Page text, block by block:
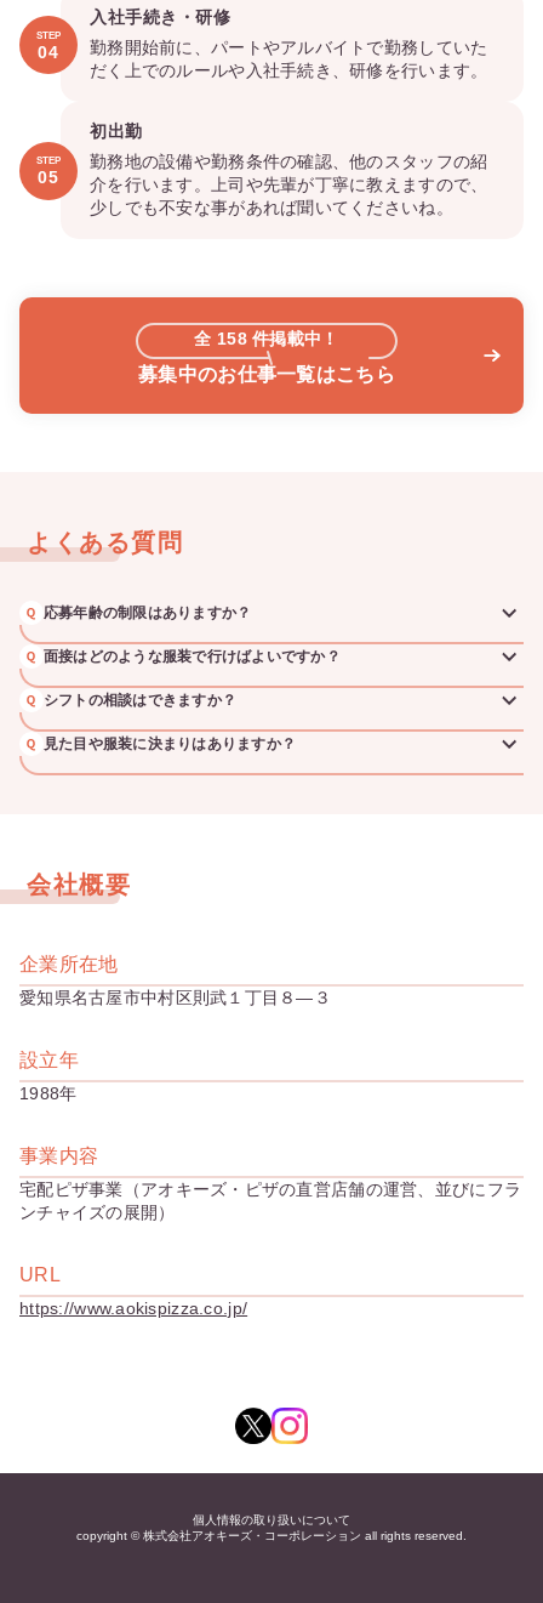
STEP
04
入社手続き・研修
勤務開始前に、パートやアルバイトで勤務していた
だく上でのルールや入社手続き、研修を行います。
STEP
05
初出勤
勤務地の設備や勤務条件の確認、他のスタッフの紹
介を行います。上司や先輩が丁寧に教えますので、
少しでも不安な事があれば聞いてくださいね。
全 158件掲載中！
募集中のお仕事一覧はこちら
よくある質問
応募年齢の制限はありますか？
面接はどのような服装で行けばよいですか？
シフトの相談はできますか？
見た目や服装に決まりはありますか？
会社概要
企業所在地
愛知県名古屋市中村区則武１丁目８―３
設立年
1988年
事業内容
宅配ピザ事業（アオキーズ・ピザの直営店舗の運営、並びにフラ
ンチャイズの展開）
URL
https://www.aokispizza.co.jp/
個人情報の取り扱いについて
copyright ©株式会社アオキーズ・コーポレーション all rights reserved.